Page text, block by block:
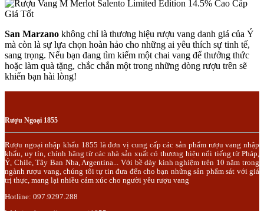
San Marzano không chỉ là thương hiệu rượu vang danh giá của Ý
mà còn là sự lựa chọn hoàn hảo cho những ai yêu thích sự tinh tế,
sang trọng. Nếu bạn đang tìm kiếm một chai vang để thưởng thức
hoặc làm quà tặng, chắc chắn một trong những dòng rượu trên sẽ
khiến bạn hài lòng!
Rượu Ngoại 1855
Rượu ngoại nhập khẩu 1855 là đơn vị cung cấp các sản phẩm rượu vang nhập
khẩu, uy tín, chính hãng từ các nhà sản xuất có thương hiệu nổi tiếng từ Pháp,
Ý, Chile, Tây Ban Nha, Argentina... Với bề dày kinh nghiệm trên 10 năm trong
ngành rượu vang, chúng tôi tự tin đưa đến cho bạn những sản phẩm sát với giá
trị thực, mang lại nhiều cảm xúc cho người yêu rượu vang
Hotline: 097.9297.288